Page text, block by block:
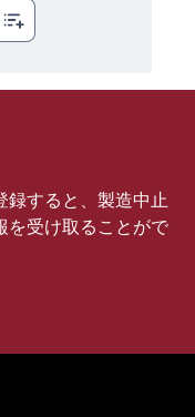
録すると、製造中止
を受け取ることがで